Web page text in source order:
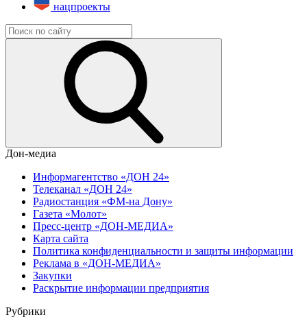
нацпроекты
Дон-медиа
Информагентство «ДОН 24»
Телеканал «ДОН 24»
Радиостанция «ФМ-на Дону»
Газета «Молот»
Пресс-центр «ДОН-МЕДИА»
Карта сайта
Политика конфиденциальности и защиты информации
Реклама в «ДОН-МЕДИА»
Закупки
Раскрытие информации предприятия
Рубрики